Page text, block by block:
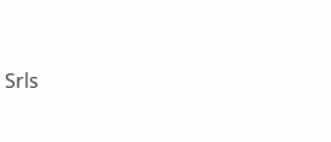
alla programmazione FEASR 2014-